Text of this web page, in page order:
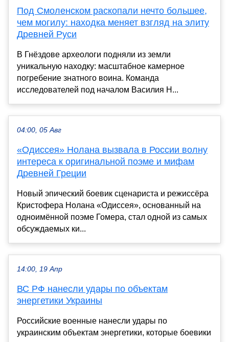
Под Смоленском раскопали нечто большее,
чем могилу: находка меняет взгляд на элиту
Древней Руси
В Гнёздове археологи подняли из земли
уникальную находку: масштабное камерное
погребение знатного воина. Команда
исследователей под началом Василия Н...
04:00, 05 Авг
«Одиссея» Нолана вызвала в России волну
интереса к оригинальной поэме и мифам
Древней Греции
Новый эпический боевик сценариста и режиссёра
Кристофера Нолана «Одиссея», основанный на
одноимённой поэме Гомера, стал одной из самых
обсуждаемых ки...
14:00, 19 Апр
ВС РФ нанесли удары по объектам
энергетики Украины
Российские военные нанесли удары по
украинским объектам энергетики, которые боевики